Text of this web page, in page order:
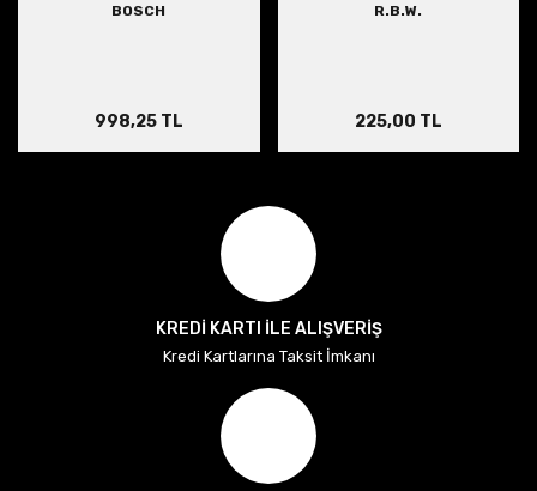
BOSCH
998,25 TL
R.B.W.
225,00 TL
KREDİ KARTI İLE ALIŞVERİŞ
Kredi Kartlarına Taksit İmkanı